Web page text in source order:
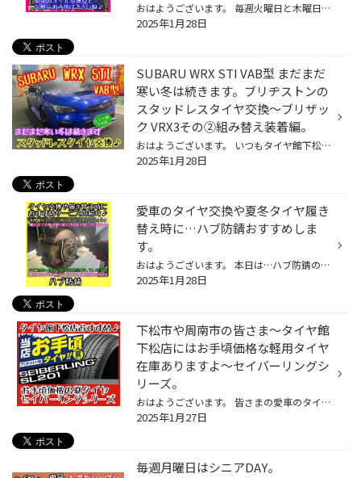
おはようございます。 毎週火曜日と木曜日は…女性必見のレディースDAYになります♪ オイル交換など愛車のメンテナンス気軽にお声掛け下さいね！ 現在エンジンオイル価格も高騰中…そんなあなたにメンテナンスパックをおすすめします♪ ちょっとしたお買い物から家族の送り迎え、お休みの日にはみんなで...
2025年1月28日
SUBARU WRX STI VAB型 まだまだ
寒い冬は続きます。ブリヂストンの
スタッドレスタイヤ交換〜ブリザッ
ク VRX3その②組み替え装着編。
おはようございます。 いつもタイヤ館下松店のWEBをご覧頂き…ありがとうございます(^O^)タイヤ館下松店の越智です。 皆さまに…少しでも有益な情報や役立つ情報を発信出来るように日々更新していきたいと思います。 SUBARU WRX STI VAB型 まだまだ寒い冬は続きます。 ブリヂストンのスタッドレスタイ...
2025年1月28日
愛車のタイヤ交換や夏冬タイヤ履き
替え時に…ハブ防錆おすすめしま
す。
おはようございます。 本日は…ハブ防錆の紹介になります♪ ⬇︎ 簡易的なハブ防錆 ハブ防錆施工前はこんな感じ(T-T) 簡易的なハブ防錆施工後はこんな感じ♪ ⬇︎ 少し本格的なハブ防錆 ハブ防錆施工前はこんな感じ(T-T) 少し本格的なハブ防錆施工後はこんな感じ♪ クルマのコンディションを良好に保つ上で...
2025年1月28日
下松市や周南市の皆さま〜タイヤ館
下松店にはお手頃価格な軽用タイヤ
在庫ありますよ〜セイバーリングシ
リーズ。
おはようございます。 皆さまの愛車のタイヤの溝や状態はいかがでしょうか？ タイヤ点検や相談…気軽にタイヤ館下松店スタッフまで声かけして下さいね。 本日は…お求めやすいタイヤ★セイバーリングの紹介になります♪ 軽自動車〜そこそこ大きなタイヤサイズまでありますので…気になる方はスタッフまで...
2025年1月27日
毎週月曜日はシニアDAY。